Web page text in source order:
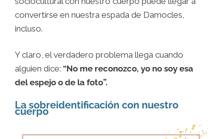
convertirse en nuestra espada de Damocles,
incluso.
Y claro, el verdadero problema llega cuando
alguien dice: “No me reconozco, yo no soy esa
del espejo o de la foto”.
La sobreidentificación con nuestro
cuerpo